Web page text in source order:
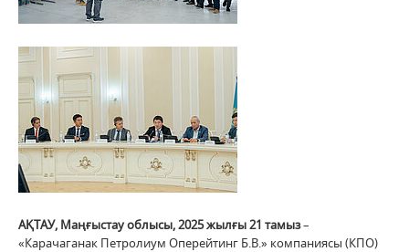
АҚТАУ, Маңғыстауоблысы, 2025жылғы21 тамыз–
«Карачаганак Петролиум Оперейтинг Б.В.» компаниясы (КПО)